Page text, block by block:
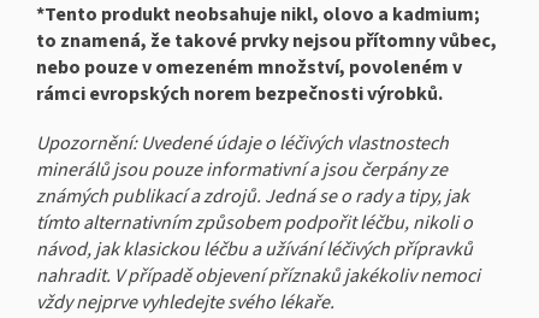
*Tento produkt neobsahuje nikl, olovo a kadmium;
to znamená, že takové prvky nejsou přítomny vůbec,
nebo pouze v omezeném množství, povoleném v
rámci evropských norem bezpečnosti výrobků.
Upozornění: Uvedené údaje o léčivých vlastnostech
minerálů jsou pouze informativní a jsou čerpány ze
známých publikací a zdrojů. Jedná se o rady a tipy, jak
tímto alternativním způsobem podpořit léčbu, nikoli o
návod, jak klasickou léčbu a užívání léčivých přípravků
nahradit. V případě objevení příznaků jakékoliv nemoci
vždy nejprve vyhledejte svého lékaře.